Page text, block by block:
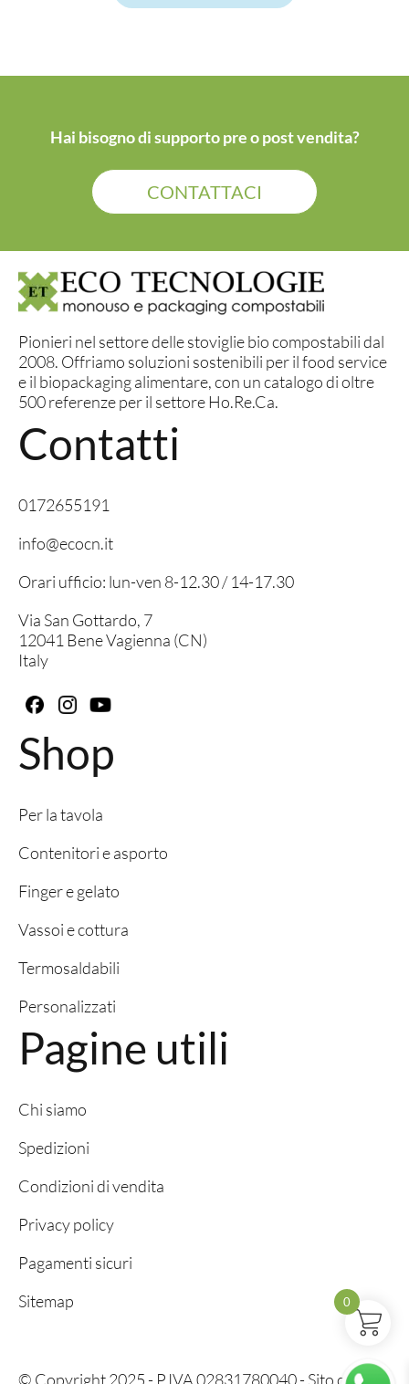
Hai bisogno di supporto pre o post vendita?
CONTATTACI
Pionieri nel settore delle stoviglie bio compostabili dal
2008. Offriamo soluzioni sostenibili per il food service
e il biopackaging alimentare, con un catalogo di oltre
500 referenze per il settore Ho.Re.Ca.
Contatti
0172655191
info@ecocn.it
Orari ufficio: lun-ven 8-12.30 / 14-17.30
Via San Gottardo, 7
12041 Bene Vagienna (CN)
Italy
Shop
Per la tavola
Contenitori e asporto
Finger e gelato
Vassoi e cottura
Termosaldabili
Personalizzati
Pagine utili
Chi siamo
Spedizioni
Condizioni di vendita
Privacy policy
Pagamenti sicuri
Sitemap
© Copyright 2025 - P.IVA 02831780040 - Sito creato
0